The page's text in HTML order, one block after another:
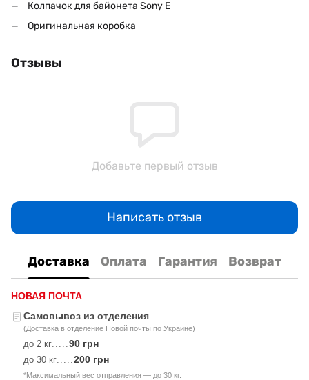
Колпачок для байонета Sony E
Оригинальная коробка
Отзывы
Добавьте первый отзыв
Написать отзыв
Доставка Оплата Гарантия Возврат
НОВАЯ ПОЧТА
Самовывоз из отделения
(Доставка в отделение Новой почты по Украине)
до 2 кг 90 грн
до 30 кг 200 грн
*Максимальный вес отправления — до 30 кг.